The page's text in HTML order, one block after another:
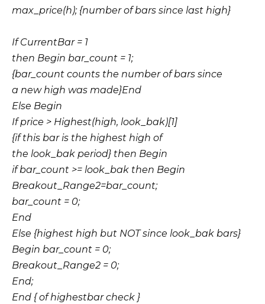
max_price(h); {number of bars since last high}
If CurrentBar = 1
then Begin bar_count = 1;
{bar_count counts the number of bars since
a new high was made}End
Else Begin
If price > Highest(high, look_bak)[1]
{if this bar is the highest high of
the look_bak period} then Begin
if bar_count >= look_bak then Begin
Breakout_Range2=bar_count;
bar_count = 0;
End
Else {highest high but NOT since look_bak bars}
Begin bar_count = 0;
Breakout_Range2 = 0;
End;
End { of highestbar check }